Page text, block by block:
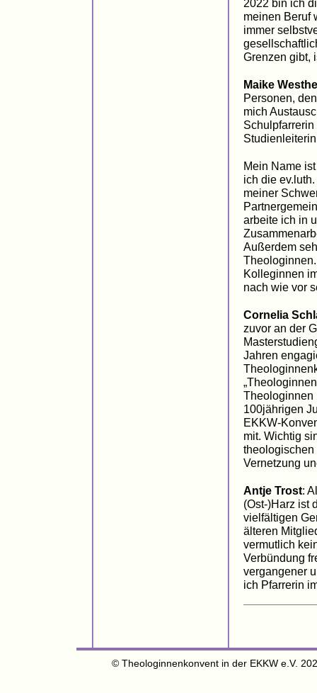
2022 bin ich
meinen Beruf
immer
Grenzen gibt,
Maike
Personen,
mich
Mein Name
ich die
meiner
arbeite ich in
Außerdem
Kolleginnen
nach wie vor
Cornelia
zuvor an der
Jahren
Theologinnen
100jährigen
EKKW-
mit. Wichtig
Vernetzung
Antje Trost:
(Ost-)Harz ist
vielfältigen
älteren
vermutlich
Verbündung
vergangener
ich Pfarrerin
© Theologinnenkonvent in der EKKW e.V.